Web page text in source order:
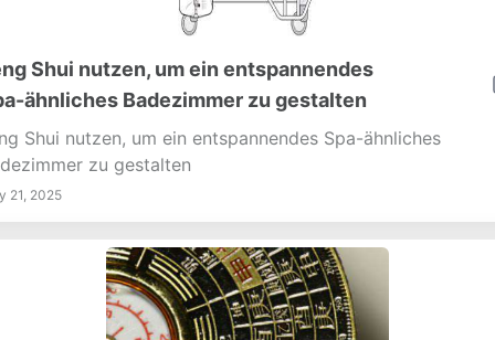
Shui nutzen, um ein entspannendes
ähnliches Badezimmer zu gestalten
Shui nutzen, um ein entspannendes Spa-ähnliches
zu gestalten
21, 2025